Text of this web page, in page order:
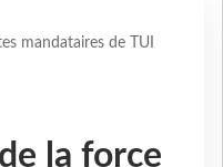
mandataires de TUI
la force